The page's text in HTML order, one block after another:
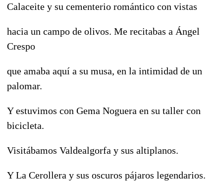
Calaceite y su cementerio romántico con vistas
hacia un campo de olivos. Me recitabas a Ángel
Crespo
que amaba aquí a su musa, en la intimidad de un
palomar.
Y estuvimos con Gema Noguera en su taller con
bicicleta.
Visitábamos Valdealgorfa y sus altiplanos.
Y La Cerollera y sus oscuros pájaros legendarios.